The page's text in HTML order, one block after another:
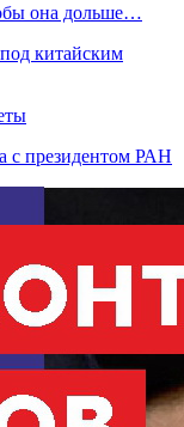
она дольше…
китайским
с президентом РАН